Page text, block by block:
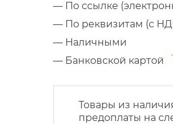
— По ссылке
— По реквизитам (с
— Наличными
— Банковской картой
Товары из
предоплаты на